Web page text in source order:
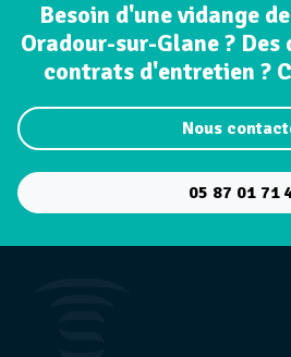
Besoin d'une vidange
Oradour-sur-Glane ? Des
contrats d'entretien ?
Nous
05 87 01 71